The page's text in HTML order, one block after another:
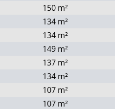
150 m²
134 m²
134 m²
149 m²
137 m²
134 m²
107 m²
107 m²